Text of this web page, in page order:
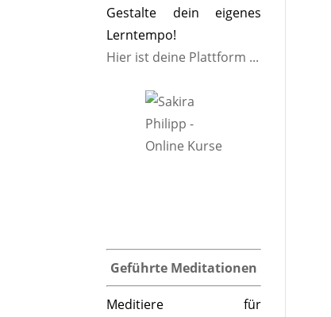
Gestalte dein eigenes
Lerntempo!
Hier ist deine Plattform ...
Geführte Meditationen
Meditiere für